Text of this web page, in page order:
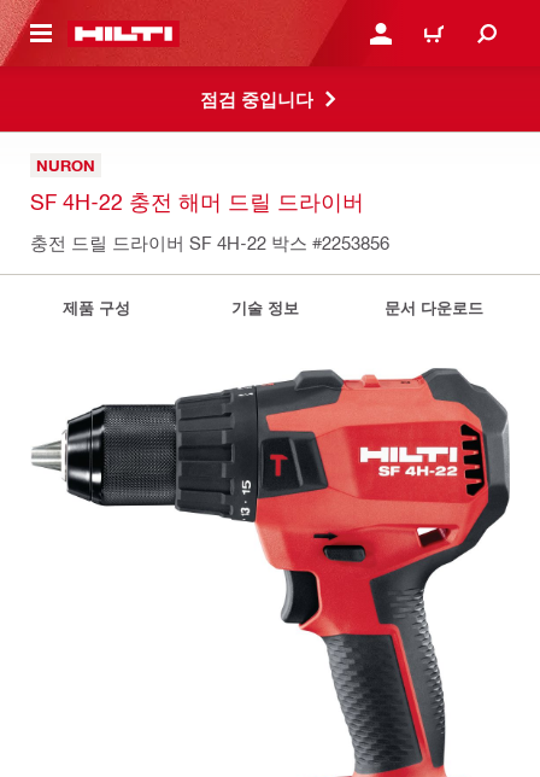
으로 건너뛰기 로그인 또는 회원가입
장바구니
점검 중입니다
NURON
SF 4H-22 충전 해머 드릴 드라이버
충전 드릴 드라이버 SF 4H-22 박스 #2253856
제품 구성 기술 정보 문서 다운로드